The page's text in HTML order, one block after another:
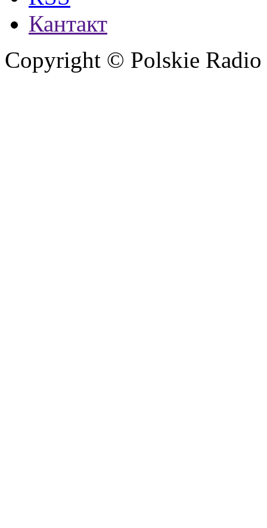
Кантакт
Copyright © Polskie